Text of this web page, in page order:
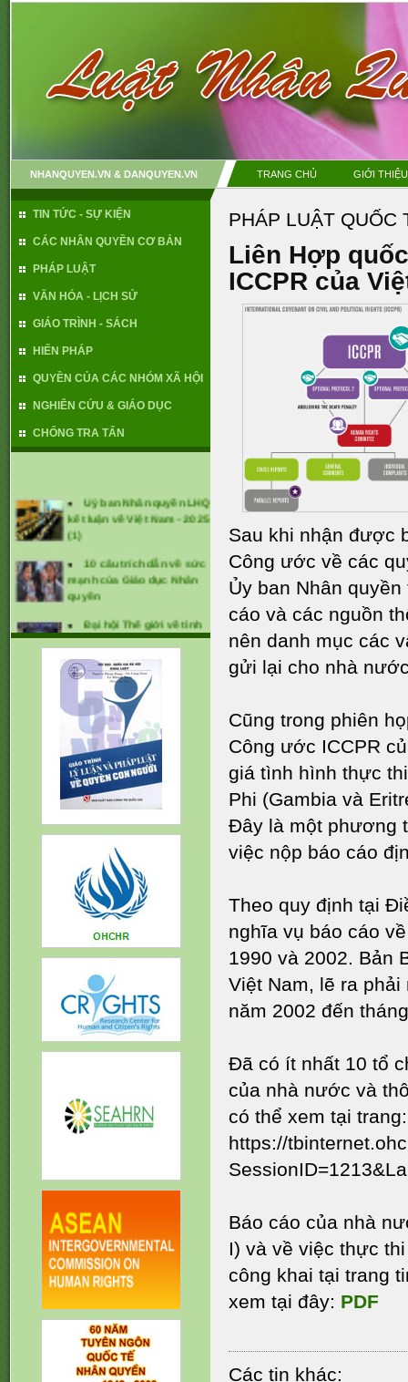
NHANQUYEN.VN & DANQUYEN.VN TRANG CHỦ GIỚI THIỆU
TIN TỨC - SỰ KIỆN
CÁC NHÂN QUYỀN CƠ BẢN
PHÁP LUẬT
VĂN HÓA - LỊCH SỬ
GIÁO TRÌNH - SÁCH
HIẾN PHÁP
QUYỀN CỦA CÁC NHÓM XÃ HỘI
NGHIÊN CỨU & GIÁO DỤC
CHỐNG TRA TẤN
kết luận về Việt Nam - 2025
(1)
10 câu trích dẫn về sức
mạnh của Giáo dục Nhân
quyền
trạng mất tích cưỡng bức
lần thứ 1 (tháng 1/2025)
CÁC KHUYẾN NGHỊ ĐỐI
VỚI VIỆT NAM TẠI UPR -
PHÁP LUẬT QUỐC
Liên Hợp
ICCPR của
Sau khi nhận được
Công ước về các
Ủy ban Nhân
cáo và các nguồn
nên danh mục các
gửi lại cho nhà
Cũng trong phiên
Công ước ICCPR
giá tình hình thực
Phi (Gambia và
Đây là một phương
việc nộp báo cáo
Theo quy định tại
nghĩa vụ báo cáo
1990 và 2002. Bản
Việt Nam, lẽ ra
năm 2002 đến
Đã có ít nhất 10 tổ
của nhà nước và
có thể xem tại trang:
https://
Báo cáo của nhà
I) và về việc thực
công khai tại trang
xem tại đây: PDF
Các tin khác: